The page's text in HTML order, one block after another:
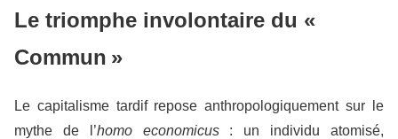
Le triomphe involontaire du «
Commun »
Le capitalisme tardif repose anthropologiquement sur le
mythe de l’homo economicus: un individu atomisé,